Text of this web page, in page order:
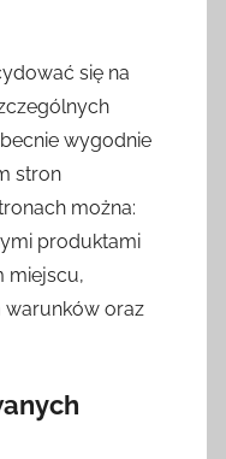
się na
wygodnie
stron
można:
produktami
miejscu,
oraz